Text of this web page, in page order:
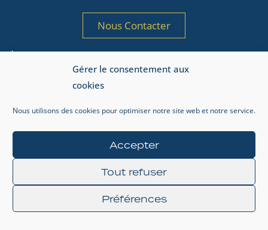
Gérer le consentement aux
cookies
Nous utilisons des cookies pour optimiser notre site web et notre service.
Accepter
Tout refuser
Préférences
Nous Contacter
par l’AMF sous le n° GP 97-125
Adresse AMF : 17, place de la Bourse, 75002 Paris.
© 2024 MONTPENSIER ARBEVEL